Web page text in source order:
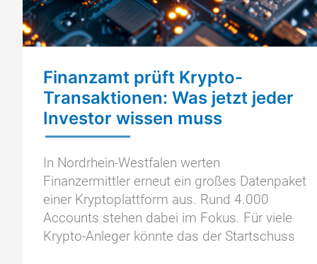
Finanzamt prüft Krypto-
Transaktionen: Was jetzt jeder
Investor wissen muss
In Nordrhein-Westfalen werten
Finanzermittler erneut ein großes Datenpaket
einer Kryptoplattform aus. Rund 4.000
Accounts stehen dabei im Fokus. Für viele
Krypto-Anleger könnte das der Startschuss